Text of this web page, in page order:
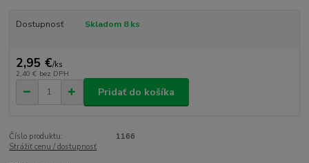
Dostupnosť Skladom 8 ks
2,95 €/ks
2,40 € bez DPH
Pridať do košíka
Číslo produktu:
1166
Strážiť cenu / dostupnosť